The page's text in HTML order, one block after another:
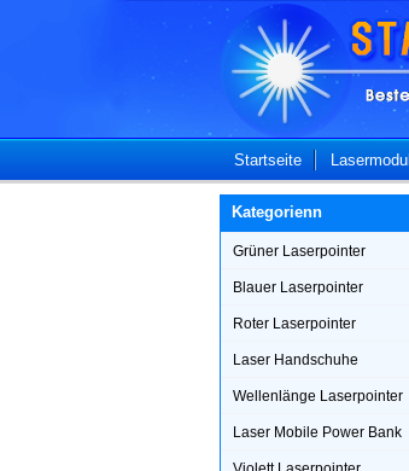
Startseite Lasermodul
Kategorienn
Grüner Laserpointer
Blauer Laserpointer
Roter Laserpointer
Laser Handschuhe
Wellenlänge Laserpointer
Laser Mobile Power Bank